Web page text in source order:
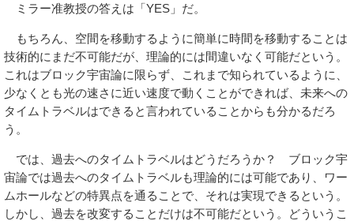
ミラー准教授の答えは「YES」だ。
もちろん、空間を移動するように簡単に時間を移動することは
技術的にまだ不可能だが、理論的には間違いなく可能だという。
これはブロック宇宙論に限らず、これまで知られているように、
少なくとも光の速さに近い速度で動くことができれば、未来への
タイムトラベルはできると言われていることからも分かるだろ
う。
では、過去へのタイムトラベルはどうだろうか？ ブロック宇
宙論では過去へのタイムトラベルも理論的には可能であり、ワー
ムホールなどの特異点を通ることで、それは実現できるという。
しかし、過去を改変することだけは不可能だという。どういうこ